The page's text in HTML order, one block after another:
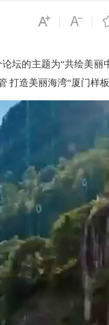
坛的主题为“共绘美丽
造美丽海湾“厦门样板